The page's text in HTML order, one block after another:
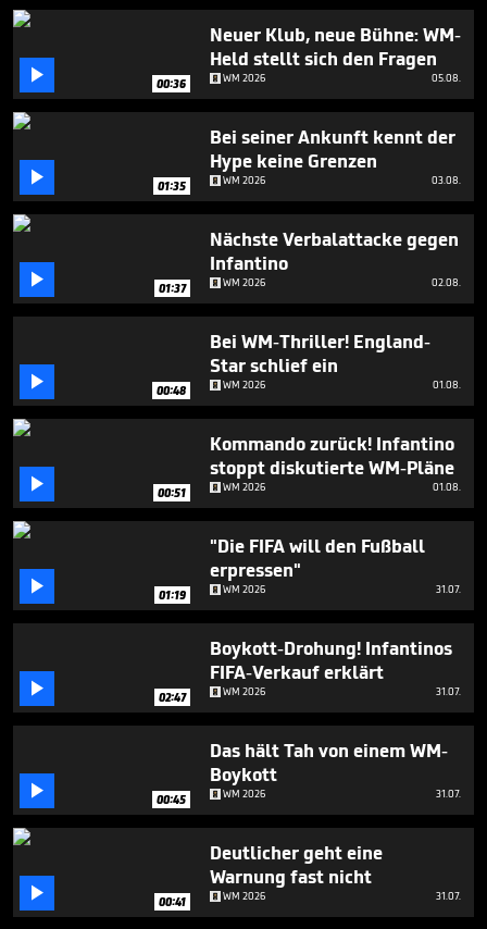
7
minutes,
seconds
 00:36
Neuer Klub, neue Bühne: WM-
Held stellt sich den Fragen
WM 2026 05.08.
 01:35
Bei seiner Ankunft kennt der
Hype keine Grenzen
WM 2026 03.08.
 01:37
Nächste Verbalattacke gegen
Infantino
WM 2026 02.08.
 00:48
Bei WM-Thriller! England-
Star schlief ein
WM 2026 01.08.
 00:51
Kommando zurück! Infantino
stoppt diskutierte WM-Pläne
WM 2026 01.08.
 01:19
"Die FIFA will den Fußball
erpressen"
WM 2026 31.07.
 02:47
Boykott-Drohung! Infantinos
FIFA-Verkauf erklärt
WM 2026 31.07.
 00:45
Das hält Tah von einem WM-
Boykott
WM 2026 31.07.
 00:41
Deutlicher geht eine
Warnung fast nicht
WM 2026 31.07.